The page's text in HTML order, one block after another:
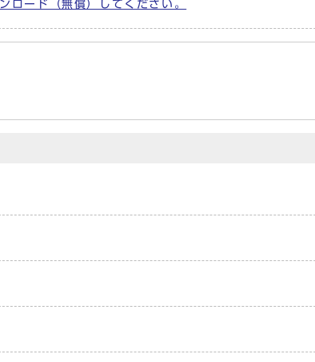
ード（無償）してください。